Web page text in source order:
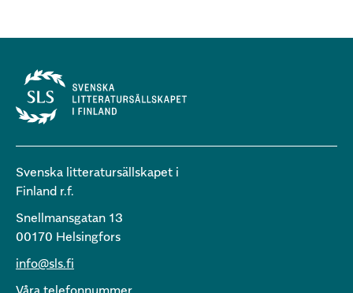
Svenska litteratursällskapet i
Finland r.f.
Snellmansgatan 13
00170 Helsingfors
info@sls.fi